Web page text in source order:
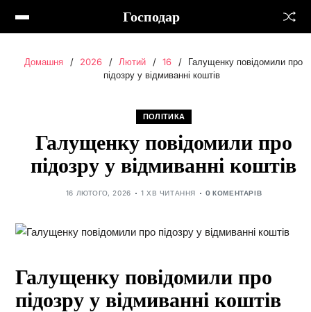
Господар
Домашня 2026 Лютий 16
Галущенку повідомили про
підозру у відмиванні коштів
ПОЛІТИКА
Галущенку повідомили про
підозру у відмиванні коштів
16 ЛЮТОГО, 2026 1 ХВ ЧИТАННЯ 0 КОМЕНТАРІВ
Галущенку повідомили про
підозру у відмиванні коштів